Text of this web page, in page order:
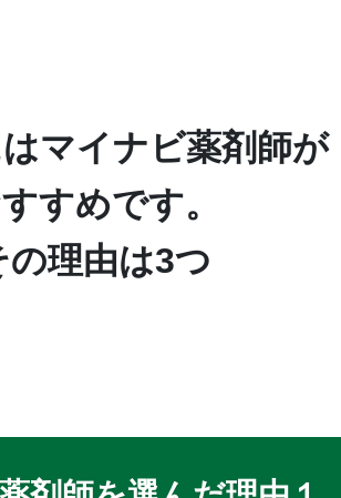
マイナビ薬剤師が
すめです。
の理由は3つ